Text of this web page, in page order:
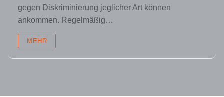
gegen Diskriminierung jeglicher Art können
ankommen. Regelmäßig…
MEHR